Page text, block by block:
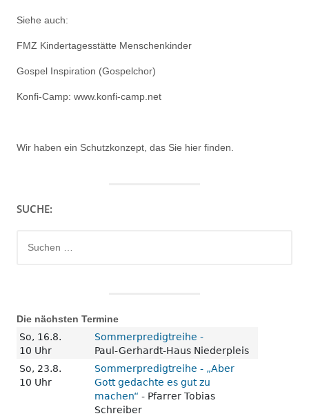
Siehe auch:
FMZ Kindertagesstätte Menschenkinder
Gospel Inspiration (Gospelchor)
Konfi-Camp: www.konfi-camp.net
Wir haben ein Schutzkonzept, das Sie hier finden.
SUCHE:
nach:
Die nächsten Termine